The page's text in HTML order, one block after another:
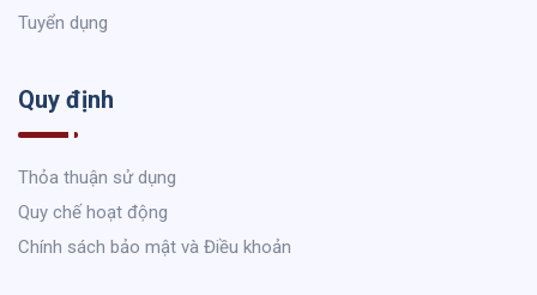
Tuyển dụng
Quy định
Thỏa thuận sử dụng
Quy chế hoạt động
Chính sách bảo mật và Điều khoản